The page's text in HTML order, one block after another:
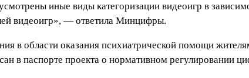
иные виды категоризации видеоигр в
видеоигр», — ответила Минцифры.
в области оказания психиатрической помощи
в паспорте проекта о нормативном регулировании